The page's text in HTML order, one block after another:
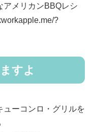
アメリカンBBQレシ
?
すよ
ューコンロ・グリルを